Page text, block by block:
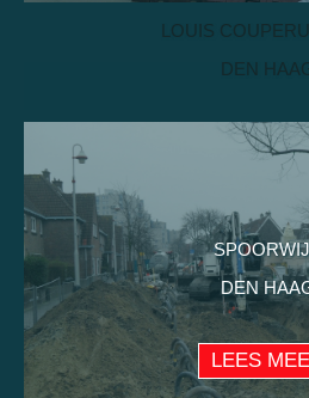
LOUIS
DEN
LEES
DEN
LEES